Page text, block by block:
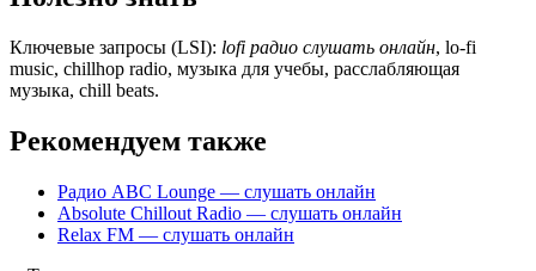
Ключевые запросы (LSI): lofi радио слушать онлайн, lo-fi
music, chillhop radio, музыка для учебы, расслабляющая
музыка, chill beats.
Рекомендуем также
Радио ABC Lounge — слушать онлайн
Absolute Chillout Radio — слушать онлайн
Relax FM — слушать онлайн